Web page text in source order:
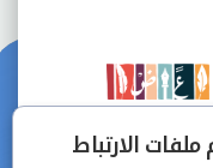
الارتباط